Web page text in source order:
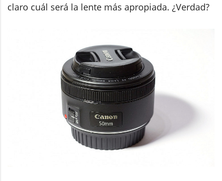
claro cuál será la lente más apropiada. ¿Verdad?